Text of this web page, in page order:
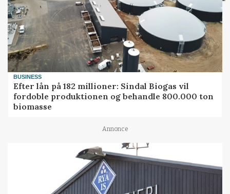
BUSINESS
Efter lån på 182 millioner: Sindal Biogas vil
fordoble produktionen og behandle 800.000 ton
biomasse
Annonce